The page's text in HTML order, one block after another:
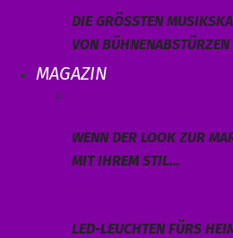
DIE GRÖSSTEN
ON BÜHNENABSTÜRZEN
MAGAZIN
WENN DER LOOK ZUR
MIT IHREM STIL…
LED-LEUCHTEN FÜRS